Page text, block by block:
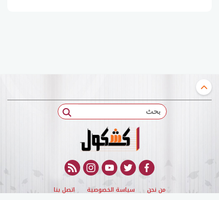
بحث
facebook
twitter
youtube
instagram
rss feed
من نحن سياسة الخصوصية اتصل بنا